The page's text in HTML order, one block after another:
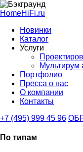
HomeHiFi.ru
Новинки
Каталог
Услуги
Мультирум
Портфолио
Пресса о нас
О компании
Контакты
+7 (495) 999 45 96
По типам